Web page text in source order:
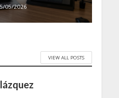
05/2026
VIEW ALL POSTS